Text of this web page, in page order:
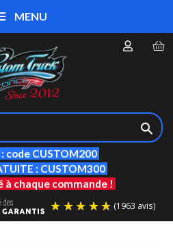

code CUSTOM200
: CUSTOM300
à chaque commande !
MENU